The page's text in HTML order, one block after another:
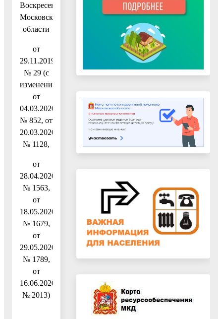
Воскресенск
Московской
области
от
29.11.2019
№ 29 (с
изменениями
от
04.03.2020
№ 852, от
20.03.2020
№ 1128,
от
28.04.2020
№ 1563,
от
18.05.2020
№ 1679,
от
29.05.2020
№ 1789,
от
16.06.2020
№ 2013)